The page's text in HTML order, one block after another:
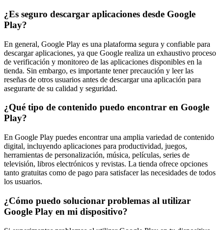
¿Es seguro descargar aplicaciones desde Google
Play?
En general, Google Play es una plataforma segura y confiable para
descargar aplicaciones, ya que Google realiza un exhaustivo proceso
de verificación y monitoreo de las aplicaciones disponibles en la
tienda. Sin embargo, es importante tener precaución y leer las
reseñas de otros usuarios antes de descargar una aplicación para
asegurarte de su calidad y seguridad.
¿Qué tipo de contenido puedo encontrar en Google
Play?
En Google Play puedes encontrar una amplia variedad de contenido
digital, incluyendo aplicaciones para productividad, juegos,
herramientas de personalización, música, películas, series de
televisión, libros electrónicos y revistas. La tienda ofrece opciones
tanto gratuitas como de pago para satisfacer las necesidades de todos
los usuarios.
¿Cómo puedo solucionar problemas al utilizar
Google Play en mi dispositivo?